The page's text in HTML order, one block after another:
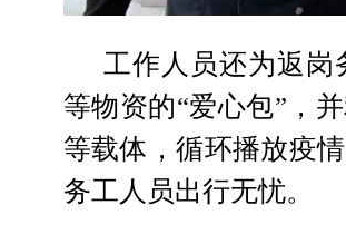
工作人员还为返岗
等物资的“爱心包”，
等载体，循环播放疫
务工人员出行无忧。